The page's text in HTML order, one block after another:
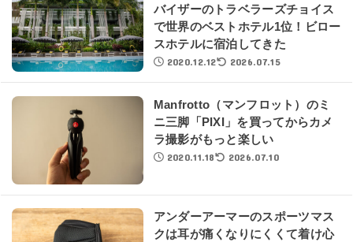
バイザーのトラベラーズチョイス
で世界のベストホテル1位！ビロー
スホテルに宿泊してきた
2020.12.12 2026.07.15
Manfrotto（マンフロット）のミ
ニ三脚「PIXI」を買ってからカメ
ラ撮影がもっと楽しい
2020.11.18 2026.07.10
アンダーアーマーのスポーツマス
クは耳が痛くなりにくくて着け心